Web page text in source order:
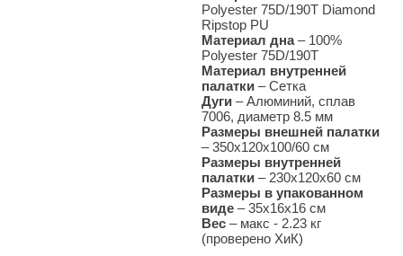
Polyester 75D/190T Diamond
Ripstop PU
Материал дна–100%
Polyester 75D/190T
Материал внутренней
палатки – Сетка
Дуги –Алюминий, сплав
7006, диаметр 8.5 мм
Размеры внешней палатки
–350х120х100/60 см
Размеры внутренней
палатки – 230х120х60 см
Размеры в упакованном
виде – 35х16х16 см
Вес –макс - 2.23 кг
(проверено ХиК)